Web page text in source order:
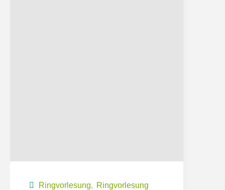
Ringvorlesung, Ringvorlesung